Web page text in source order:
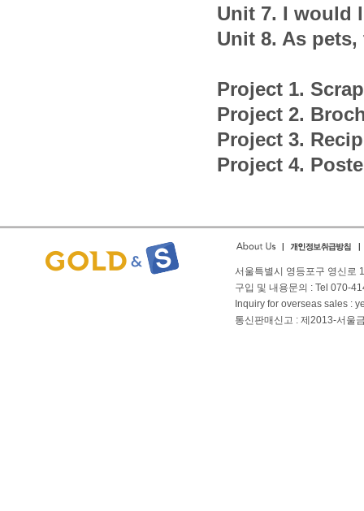
Unit 7. I would
Unit 8. As
Project 1.
Project 2.
Project 3.
Project 4.
서울특별시 영등포구 영신로
구입 및 내용문의 : Tel 070-
Inquiry for overseas sales :
통신판매신고 : 제2013-서울